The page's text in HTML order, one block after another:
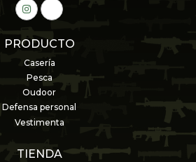
PRODUCTO
Casería
Pesca
Oudoor
Defensa personal
Vestimenta
TIENDA